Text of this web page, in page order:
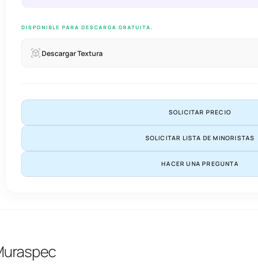
DISPONIBLE PARA DESCARGA GRATUITA.
Descargar Textura
SOLICITAR PRECIO
SOLICITAR LISTA DE MINORISTAS
HACER UNA PREGUNTA